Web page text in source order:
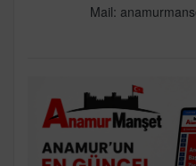
Mail: